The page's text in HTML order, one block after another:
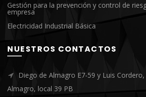
Gestión para la prevención y control de
empresa
Electricidad Industrial Básica
NUESTROS CONTACTOS
Diego de Almagro E7-59 y Luis
Almagro, local 39 PB